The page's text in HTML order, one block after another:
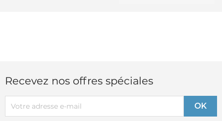
Recevez nos offres spéciales